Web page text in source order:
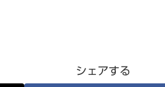
シェアする